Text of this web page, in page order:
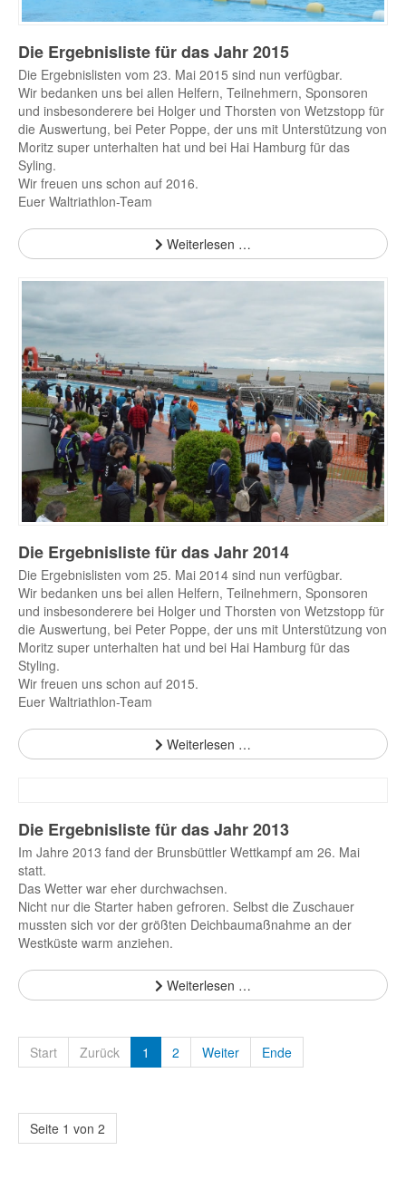
Die Ergebnisliste für das Jahr 2015
Die Ergebnislisten vom 23. Mai 2015 sind nun verfügbar.
Wir bedanken uns bei allen Helfern, Teilnehmern, Sponsoren
und insbesonderere bei Holger und Thorsten von Wetzstopp für
die Auswertung, bei Peter Poppe, der uns mit Unterstützung von
Moritz super unterhalten hat und bei Hai Hamburg für das
Syling.
Wir freuen uns schon auf 2016.
Euer Waltriathlon-Team
Weiterlesen …
Die Ergebnisliste für das Jahr 2014
Die Ergebnislisten vom 25. Mai 2014 sind nun verfügbar.
Wir bedanken uns bei allen Helfern, Teilnehmern, Sponsoren
und insbesonderere bei Holger und Thorsten von Wetzstopp für
die Auswertung, bei Peter Poppe, der uns mit Unterstützung von
Moritz super unterhalten hat und bei Hai Hamburg für das
Styling.
Wir freuen uns schon auf 2015.
Euer Waltriathlon-Team
Weiterlesen …
Die Ergebnisliste für das Jahr 2013
Im Jahre 2013 fand der Brunsbüttler Wettkampf am 26. Mai
statt.
Das Wetter war eher durchwachsen.
Nicht nur die Starter haben gefroren. Selbst die Zuschauer
mussten sich vor der größten Deichbaumaßnahme an der
Westküste warm anziehen.
Weiterlesen …
Start Zurück 1 2 Weiter Ende
Seite 1 von 2